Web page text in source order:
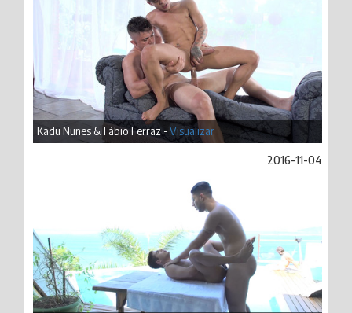
Kadu Nunes & Fábio Ferraz -Visualizar
2016-11-04